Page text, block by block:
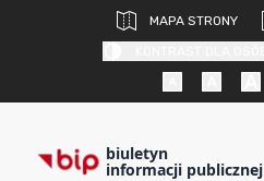
MAPA STRONY
biuletyn
informacji publicznej